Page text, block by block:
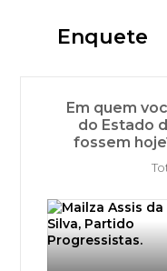
Enquete
Em quem
do Estado
fossem